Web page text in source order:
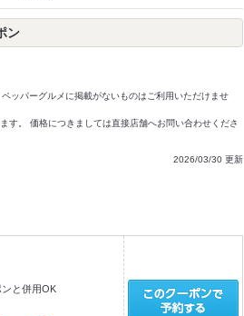
ン
ッパーグルメに掲載がないものはご利用いただけませ
。 価格につきましては直接店舗へお問い合わせくださ
2026/03/30 更新
と併用OK